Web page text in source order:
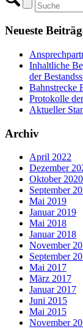
Neueste
Inhaltliche
der
Bahnstrecke
Protokolle
Aktueller
Archiv
April 2022
Dezember
Oktober 2020
September
Mai 2019
Januar 2019
Mai 2018
Januar 2018
November
September
Mai 2017
März 2017
Januar 2017
Juni 2015
Mai 2015
November